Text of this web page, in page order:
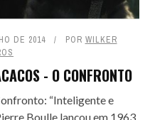
DE 2014 POR WILKER
- O CONFRONTO
“Inteligente e
Boulle lançou em 1963